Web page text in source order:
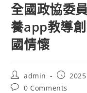
全國政協委
養app教導
國情懷
Post
author:
admin
Post
Post0 Comments